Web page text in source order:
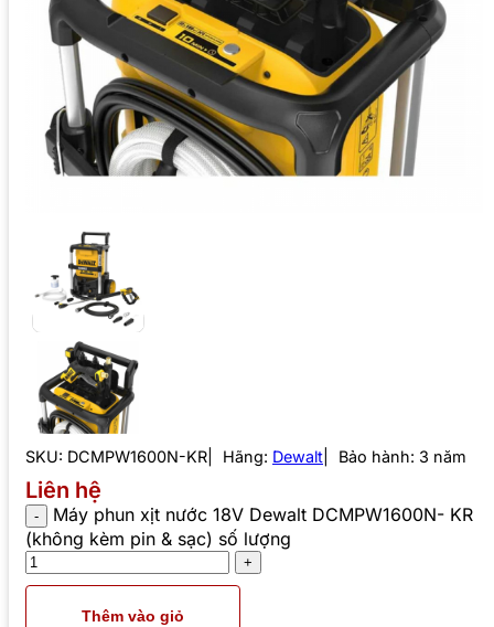
SKU: DCMPW1600N-KR Hãng: Dewalt Bảo hành: 3 năm
Liên hệ
Máy phun xịt nước 18V Dewalt DCMPW1600N- KR
(không kèm pin & sạc) số lượng
Thêm vào giỏ